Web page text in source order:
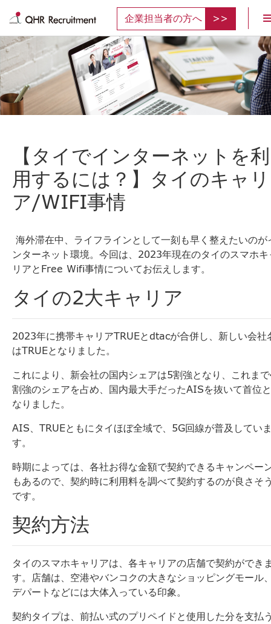
企業担当者の方へ
【タイでインターネットを利
用するには？】タイのキャリ
ア/WIFI事情
海外滞在中、ライフラインとして一刻も早く整えたいのが
ンターネット環境。今回は、2023年現在のタイのスマホキ
リアとFree Wifi事情についてお伝えします。
タイの2大キャリア
2023年に携帯キャリアTRUEとdtacが合併し、 新しい会社
はTRUEとなりました。
これにより、新会社の国内シェアは5割強となり、
これま
割強のシェアを占め、 国内最大手だったAISを抜いて首位と
なりました。
AIS、TRUEともにタイほぼ全域で、 5G回線が普及してい
す。
時期によっては、 各社お得な金額で契約できるキャンペー
もあるので、 契約時に利用料を調べて契約するのが良さそ
です。
契約方法
タイのスマホキャリアは、各キャリアの店舗で契約ができ
す。
店舗は、空港やバンコクの大きなショッピングモール
デパートなどには大体入っている印象。
契約タイプは、 前払い式のプリペイドと使用した分を支払